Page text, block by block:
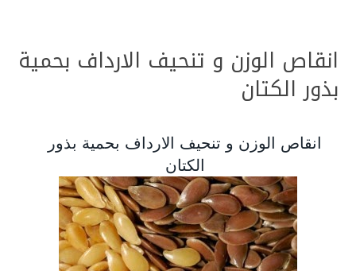
انقاص الوزن و تنحيف الارداف بحمية
بذور الكتان
انقاص الوزن و تنحيف الارداف بحمية بذور
الكتان